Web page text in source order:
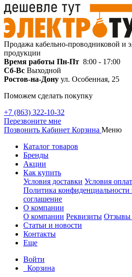
Продажа кабельно-проводниковой и
продукции
Время работы Пн-Пт 8:00 - 17:00
Сб-Вс Выходной
Ростов-на-Дону ул. Особенная, 25
Поможем сделать покупку
+7 (863) 322-10-32
Перезвоните мне
Позвонить Кабинет Корзина Меню
Каталог товаров
Бренды
Акции
Как купить
Условия доставки Условия
Политика конфиденциальности
соглашение
О компании
О компании Реквизиты Отзывы
Статьи и новости
Контакты
Еще
Войти
Корзина